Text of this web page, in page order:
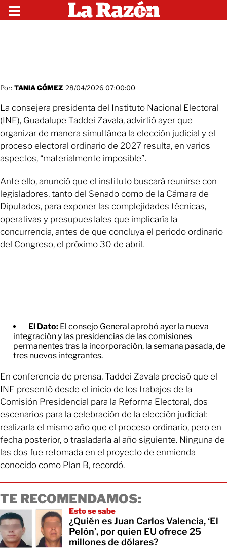
Por: TANIA GÓMEZ 28/04/2026 07:00:00
La consejera presidenta del Instituto Nacional Electoral
(INE), Guadalupe Taddei Zavala, advirtió ayer que
organizar de manera simultánea la elección judicial y el
proceso electoral ordinario de 2027 resulta, en varios
aspectos, “materialmente imposible”.
Ante ello, anunció que el instituto buscará reunirse con
legisladores, tanto del Senado como de la Cámara de
Diputados, para exponer las complejidades técnicas,
operativas y presupuestales que implicaría la
concurrencia, antes de que concluya el periodo ordinario
del Congreso, el próximo 30 de abril.
El Dato: El consejo General aprobó ayer la nueva
integración y las presidencias de las comisiones
permanentes tras la incorporación, la semana pasada, de
tres nuevos integrantes.
En conferencia de prensa, Taddei Zavala precisó que el
INE presentó desde el inicio de los trabajos de la
Comisión Presidencial para la Reforma Electoral, dos
escenarios para la celebración de la elección judicial:
realizarla el mismo año que el proceso ordinario, pero en
fecha posterior, o trasladarla al año siguiente. Ninguna de
las dos fue retomada en el proyecto de enmienda
conocido como Plan B, recordó.
TE RECOMENDAMOS:
Esto se sabe
¿Quién es Juan Carlos Valencia, ‘El
Pelón’, por quien EU ofrece 25
millones de dólares?